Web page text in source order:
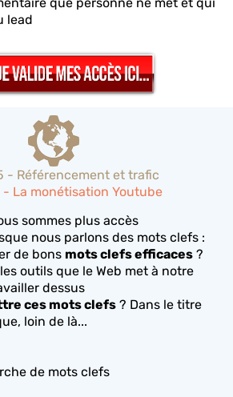
lead
- Référencement et trafic
- La monétisation Youtube
sommes plus accès
nous parlons des mots clefs :
de bons mots clefs efficaces ?
outils que le Web met à notre
dessus
ces mots clefs ? Dans le titre
loin de là...
de mots clefs